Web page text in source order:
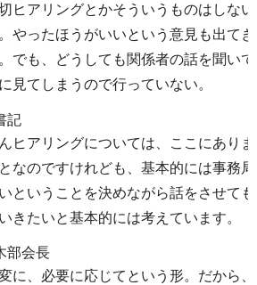
ヒアリングとかそういうものはしな
やったほうがいいという意見も出て
でも、どうしても関係者の話を聞い
見てしまうので行っていない。
記
ヒアリングについては、ここにあり
なのですけれども、基本的には事務
ということを決めながら話をさせて
きたいと基本的には考えています。
部会長
に、必要に応じてという形。だから